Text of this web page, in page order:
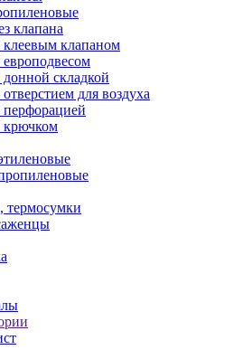
клапана
клеевым клапаном
складкой
для воздуха
термосумки